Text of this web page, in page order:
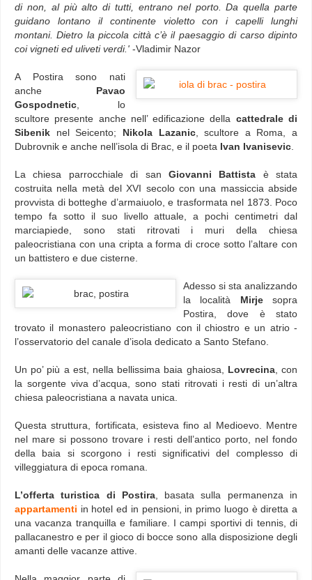
di non, al più alto di tutti, entrano nel porto. Da quella parte
guidano lontano il continente violetto con i capelli lunghi
montani. Dietro la piccola città c’è il paesaggio di carso dipinto
coi vigneti ed uliveti verdi.' -Vladimir Nazor
A Postira sono nati
anche Pavao
Gospodnetic , lo
scultore presente anche nell’ edificazione della cattedrale di
Sibenik nel Seicento; Nikola Lazanic, scultore a Roma, a
Dubrovnik e anche nell’isola di Brac, e il poeta Ivan Ivanisevic
La chiesa parrocchiale di san Giovanni Battista è stata
costruita nella metà del XVI secolo con una massiccia abside
provvista di botteghe d’armaiuolo, e trasformata nel 1873. Poco
tempo fa sotto il suo livello attuale, a pochi centimetri dal
marciapiede, sono stati ritrovati i muri della chiesa
paleocristiana con una cripta a forma di croce sotto l’altare con
un battistero e due cisterne.
Adesso si sta analizzando
la località Mirjesopra
Postira, dove è stato
trovato il monastero paleocristiano con il chiostro e un atrio -
l’osservatorio del canale d’isola dedicato a Santo Stefano.
Un po’ più a est, nella bellissima baia ghaiosa, Lovrecina, con
la sorgente viva d’acqua, sono stati ritrovati i resti di un’altra
chiesa paleocristiana a navata unica.
Questa struttura, fortificata, esisteva fino al Medioevo. Mentre
nel mare si possono trovare i resti dell’antico porto, nel fondo
della baia si scorgono i resti significativi del complesso di
villeggiatura di epoca romana.
L’offerta turistica di Postira, basata sulla permanenza in
appartamenti in hotel ed in pensioni, in primo luogo è diretta a
una vacanza tranquilla e familiare. I campi sportivi di tennis, di
pallacanestro e per il gioco di bocce sono alla disposizione degli
amanti delle vacanze attive.